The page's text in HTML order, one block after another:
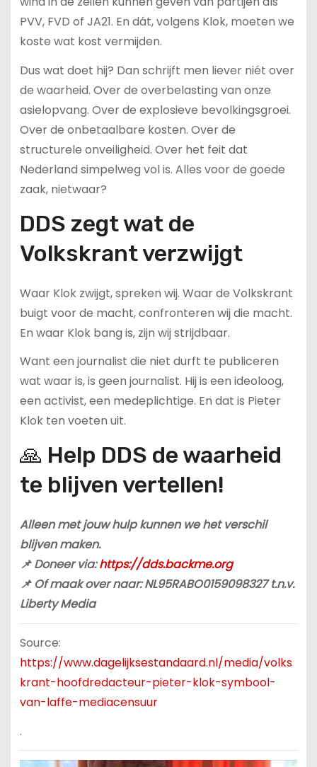
PVV, FVD of JA21. En dát, volgens Klok, moeten we
koste wat kost vermijden.
Dus wat doet hij? Dan schrijft men liever niét over
de waarheid. Over de overbelasting van onze
asielopvang. Over de explosieve bevolkingsgroei.
Over de onbetaalbare kosten. Over de
structurele onveiligheid. Over het feit dat
Nederland simpelweg vol is. Alles voor de goede
zaak, nietwaar?
DDS zegt wat de
Volkskrant verzwijgt
Waar Klok zwijgt, spreken wij. Waar de Volkskrant
buigt voor de macht, confronteren wij die macht.
En waar Klok bang is, zijn wij strijdbaar.
Want een journalist die niet durft te publiceren
wat waar is, is geen journalist. Hij is een ideoloog,
een activist, een medeplichtige. En dat is Pieter
Klok ten voeten uit.
🙏 Help DDS de waarheid
te blijven vertellen!
Alleen met jouw hulp kunnen we het verschil
blijven maken.
📌 Doneer via:https://dds.backme.org
📌 Of maak over naar: NL95RABO0159098327 t.n.v.
Liberty Media
Source:
https://www.dagelijksestandaard.nl/media/volks
krant-hoofdredacteur-pieter-klok-symbool-
van-laffe-mediacensuur
.